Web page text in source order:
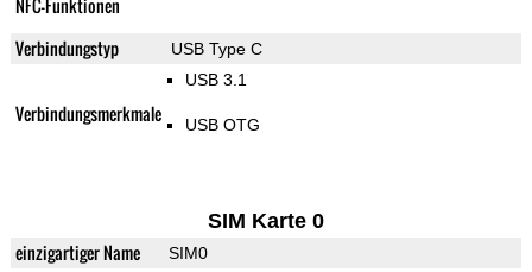
NFC-Funktionen
Verbindungstyp USB Type C
Verbindungsmerkmale
USB 3.1
USB OTG
SIM Karte 0
einzigartiger Name SIM0